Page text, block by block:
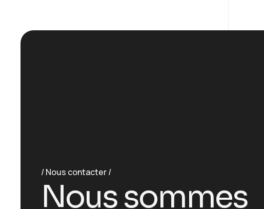
Nous contacter
Nous sommes